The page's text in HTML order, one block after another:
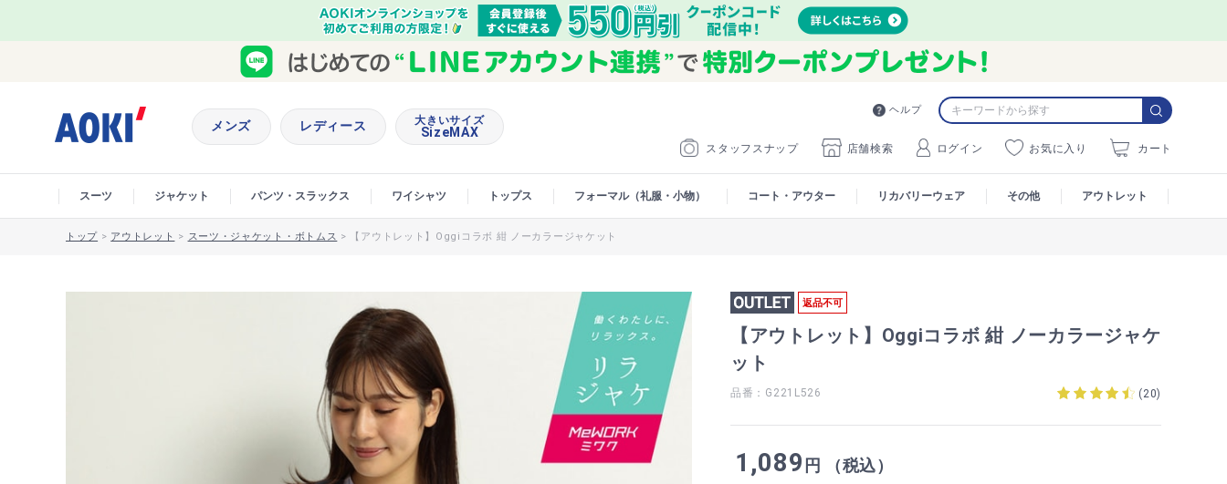
ヘルプ
スタッフスナップ 店舗検索 ログイン お気に入り カート
メンズ レディース 大きいサイズ
SizeMAX
スーツ ジャケット パンツ・スラックス ワイシャツ トップス フォーマル（礼服・小物） コート・アウター リカバリーウェア その他 アウトレット
トップ > アウトレット > スーツ・ジャケット・ボトムス > 【アウトレット】Oggiコラボ 紺 ノーカラージャケット
返品不可
【アウトレット】Oggiコラボ 紺 ノーカラージャケ
ット
品番：G221L526 (20)
1,089 円 （税込）